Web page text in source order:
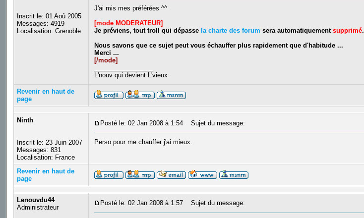
Inscrit le: 01 Aoû 2005
Messages: 4919
Localisation: Grenoble
J'ai mis mes préférées ^^
[mode MODERATEUR]
Je préviens, tout troll qui dépasse la charte des forum sera automatiquement supprimé.
Nous savons que ce sujet peut vous échauffer plus rapidement que d'habitude ...
Merci ...
[/mode]
L'nouv qui devient L'vieux
Revenir en haut de
page
Ninth
Inscrit le: 23 Juin 2007
Messages: 831
Localisation: France
Posté le: 02 Jan 2008 à 1:54 Sujet du message:
Perso pour me chauffer j'ai mieux.
Revenir en haut de
page
Lenouvdu44
Administrateur
Posté le: 02 Jan 2008 à 1:57 Sujet du message: